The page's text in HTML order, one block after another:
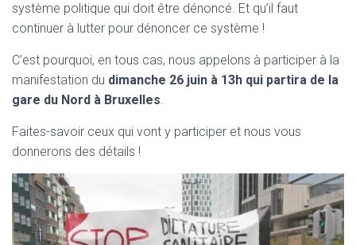
système politique qui doit être dénoncé. Et qu’il faut
continuer à lutter pour dénoncer ce système !
C’est pourquoi, en tous cas, nous appelons à participer à la
manifestation du dimanche 26 juin à 13h qui partira de la
gare du Nord à Bruxelles.
Faites-savoir ceux qui vont y participer et nous vous
donnerons des détails !